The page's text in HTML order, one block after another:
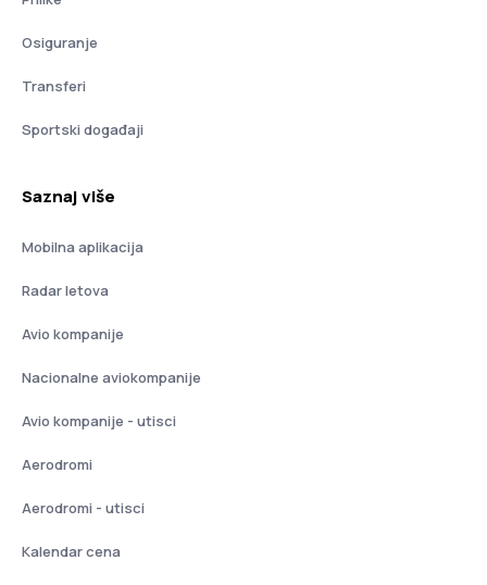
Osiguranje
Transferi
Sportski događaji
Saznaj više
Mobilna aplikacija
Radar letova
Avio kompanije
Nacionalne aviokompanije
Avio kompanije - utisci
Aerodromi
Aerodromi - utisci
Kalendar cena